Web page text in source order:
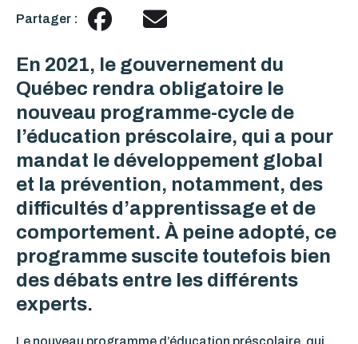
Partager :
En 2021, le gouvernement du
Québec rendra obligatoire le
nouveau programme-cycle de
l’éducation préscolaire, qui a pour
mandat le développement global
et la prévention, notamment, des
difficultés d’apprentissage et de
comportement. À peine adopté, ce
programme suscite toutefois bien
des débats entre les différents
experts.
Le nouveau programme d’éducation préscolaire, qui